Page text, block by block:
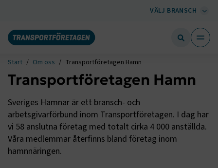
VÄLJ BRANSCH
Start Om oss Transportföretagen Hamn
Transportföretagen Hamn
Sveriges Hamnar är ett bransch- och
arbetsgivarförbund inom Transportföretagen. I dag har
vi 58 anslutna företag med totalt cirka 4 000 anställda.
Våra medlemmar återfinns bland företag inom
hamnnäringen.